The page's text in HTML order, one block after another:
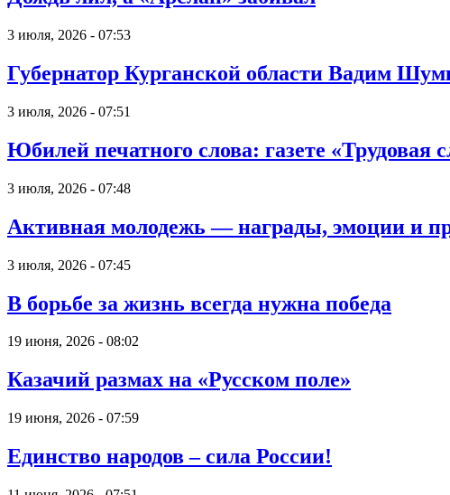
3 июля, 2026 - 07:53
Губернатор Курганской области Вадим
3 июля, 2026 - 07:51
Юбилей печатного слова: газете «Трудовая
3 июля, 2026 - 07:48
Активная молодежь — награды, эмоции и
3 июля, 2026 - 07:45
В борьбе за жизнь всегда нужна победа
19 июня, 2026 - 08:02
Казачий размах на «Русском поле»
19 июня, 2026 - 07:59
Единство народов – сила России!